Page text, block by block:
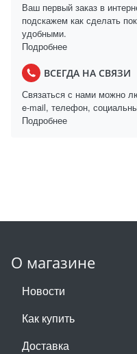
Ваш первый заказ в
подскажем как сделать
удобными.
Подробнее
ВСЕГДА НА СВЯЗИ
Связаться с нами можно
e-mail, телефон,
Подробнее
О магазине
Новости
Как купить
Доставка